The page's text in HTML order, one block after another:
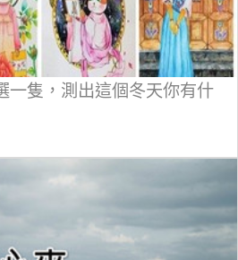
一隻，測出這個冬天你有什